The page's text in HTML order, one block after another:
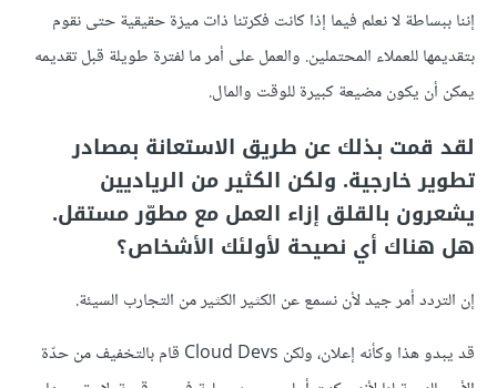
إننا ببساطة لا نعلم فيما إذا كانت فكرتنا ذات ميزة حقيقية حتى نقوم
بتقديمها للعملاء المحتملين. والعمل على أمر ما لفترة طويلة قبل تقديمه
يمكن أن يكون مضيعة كبيرة للوقت والمال.
لقد قمت بذلك عن طريق الاستعانة بمصادر
تطوير خارجية. ولكن الكثير من الرياديين
يشعرون بالقلق إزاء العمل مع مطوّر مستقل.
هل هناك أي نصيحة لأولئك الأشخاص؟
إن التردد أمر جيد لأن نسمع عن الكثير الكثير من التجارب السيئة.
قد يبدو هذا وكأنه إعلان، ولكن Cloud Devs قام بالتخفيف من حدّة